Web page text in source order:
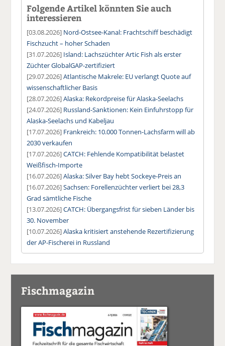
Folgende Artikel könnten Sie auch
interessieren
[03.08.2026] Nord-Ostsee-Kanal: Frachtschiff beschädigt
Fischzucht – hoher Schaden
[31.07.2026] Island: Lachszüchter Artic Fish als erster
Züchter GlobalGAP-zertifiziert
[29.07.2026]Atlantische Makrele: EU verlangt Quote auf
wissenschaftlicher Basis
[28.07.2026]Alaska: Rekordpreise für Alaska-Seelachs
[24.07.2026] Russland-Sanktionen: Kein Einfuhrstopp für
Alaska-Seelachs und Kabeljau
[17.07.2026] Frankreich: 10.000 Tonnen-Lachsfarm will ab
2030 verkaufen
[17.07.2026]CATCH: Fehlende Kompatibilität belastet
Weißfisch-Importe
[16.07.2026]Alaska: Silver Bay hebt Sockeye-Preis an
[16.07.2026]Sachsen: Forellenzüchter verliert bei 28,3
Grad sämtliche Fische
[13.07.2026]CATCH: Übergangsfrist für sieben Länder bis
30. November
[10.07.2026]Alaska kritisiert anstehende Rezertifizierung
der AP-Fischerei in Russland
Fischmagazin